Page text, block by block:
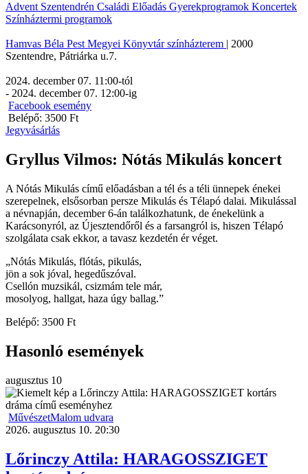
Advent Szentendrén Családi Előadás Gyerekprogramok Koncertek
Színháztermi programok
Hamvas Béla Pest Megyei Könyvtár színházterem | 2000
Szentendre, Pátriárka u.7.
2024. december 07. 11:00-tól
- 2024. december 07. 12:00-ig
Facebook esemény
Belépő: 3500 Ft
Jegyvásárlás
Gryllus Vilmos: Nótás Mikulás koncert
A Nótás Mikulás című előadásban a tél és a téli ünnepek énekei
szerepelnek, elsősorban persze Mikulás és Télapó dalai. Mikulással
a névnapján, december 6-án találkozhatunk, de énekelünk a
Karácsonyról, az Újesztendőről és a farsangról is, hiszen Télapó
szolgálata csak ekkor, a tavasz kezdetén ér véget.
„Nótás Mikulás, flótás, pikulás,
jön a sok jóval, hegedűszóval.
Csellón muzsikál, csizmám tele már,
mosolyog, hallgat, haza úgy ballag.”
Belépő: 3500 Ft
Hasonló események
augusztus 10
MűvészetMalom udvara
2026. augusztus 10. 20:30
Lőrinczy Attila: HARAGOSSZIGET